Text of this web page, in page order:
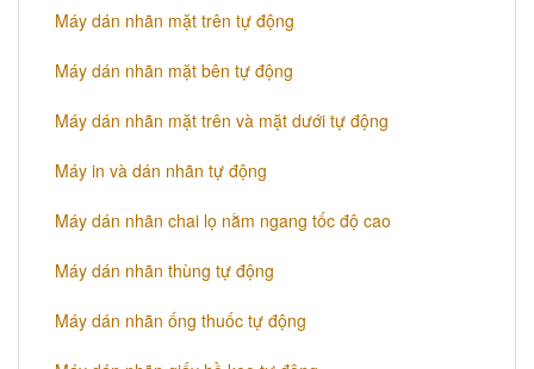
​Máy dán nhãn mặt trên tự động
​Máy dán nhãn mặt bên tự động
​Máy dán nhãn mặt trên và mặt dưới tự động
Máy in và dán nhãn tự động
Máy dán nhãn chai lọ nằm ngang tốc độ cao
​Máy dán nhãn thùng tự động
Máy dán nhãn ống thuốc tự động